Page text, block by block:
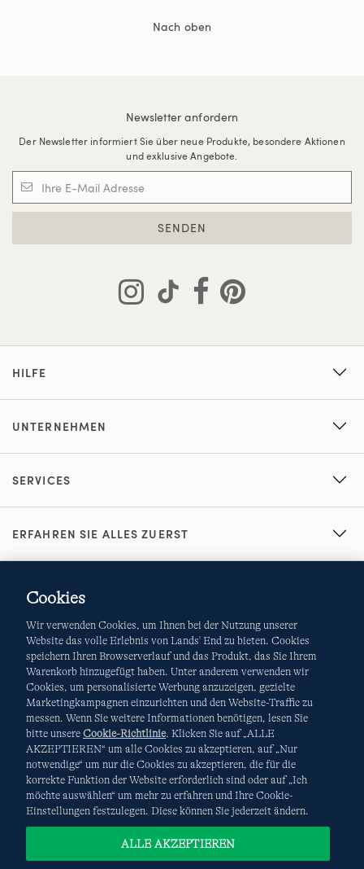
Nach oben
Newsletter anfordern
Der Newsletter informiert Sie über neue Produkte, besondere Aktionen
und exklusive Angebote.
SENDEN
HILFE
UNTERNEHMEN
SERVICES
ERFAHREN SIE ALLES ZUERST
AGB Datenschutz & Sicherheit
Cookies-Ich möchte auswählen Site Map
Internationale Websites
Diese Website ist durch reCAPTCHA geschützt. Es gelten die
DatenschutzerklärungundNutzungsbedingungen
Google.
Cookies
Wir verwenden Cookies, um Ihnen bei der Nutzung unserer
Website das volle Erlebnis von Lands' End zu bieten. Cookies
speichern Ihren Browserverlauf und das Produkt, das Sie Ihrem
Warenkorb hinzugefügt haben. Unter anderem verwenden wir
Cookies, um personalisierte Werbung anzuzeigen, gezielte
Marketingkampagnen einzurichten und den Website-Traffic zu
messen. Wenn Sie weitere Informationen benötigen, lesen Sie
bitte unsere Cookie-Richtlinie. Klicken Sie auf „ALLE
AKZEPTIEREN“ um alle Cookies zu akzeptieren, auf „Nur
notwendige“ um nur die Cookies zu akzeptieren, die für die
korrekte Funktion der Website erforderlich sind oder auf „Ich
möchte auswählen“ um mehr zu erfahren und Ihre Cookie-
Einstellungen festzulegen. Diese können Sie jederzeit ändern.
ALLE AKZEPTIEREN